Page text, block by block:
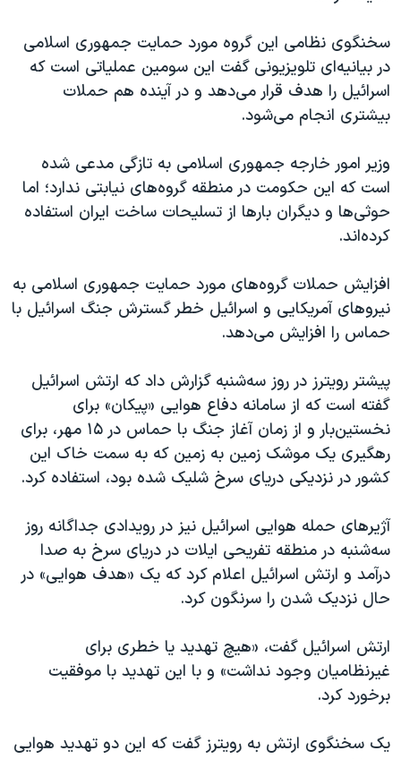
همایش محافظه‌کاران آمریکا «سی‌پک»
صفحه‌های ویژه
سفر پرزیدنت ترامپ به چین
سخنگوی نظامی این گروه مورد حمایت جمهوری اسلامی
در بیانیه‌ای تلویزیونی گفت این سومین عملیاتی است که
اسرائیل را هدف قرار می‌دهد و در آینده هم حملات
بیشتری انجام می‌شود.
وزیر امور خارجه جمهوری اسلامی به تازگی مدعی شده
است که این حکومت در منطقه گروه‌های نیابتی ندارد؛ اما
حوثی‌ها و دیگران بارها از تسلیحات ساخت ایران استفاده
کرده‌اند.
افزایش حملات گروه‌های مورد حمایت جمهوری اسلامی به
نیروهای آمریکایی و اسرائيل خطر گسترش جنگ اسرائيل با
حماس را افزایش می‌دهد.
پیشتر رویترز در روز سه‌شنبه گزارش داد که ارتش اسرائیل
گفته است که از سامانه دفاع هوایی «پیکان» برای
نخستین‌بار و از زمان آغاز جنگ با حماس در ۱۵ مهر، برای
رهگیری یک موشک زمین به زمین که به سمت خاک این
کشور در نزدیکی دریای سرخ شلیک شده بود، استفاده کرد.
آژیرهای حمله هوایی اسرائیل نیز در رویدادی جداگانه روز
سه‌شنبه در منطقه تفریحی ایلات در دریای سرخ به صدا
درآمد و ارتش اسرائیل اعلام کرد که یک «هدف هوایی» در
حال نزدیک شدن را سرنگون کرد.
ارتش اسرائيل گفت، «هیچ تهدید یا خطری برای
غیرنظامیان وجود نداشت» و با این تهدید با موفقیت
برخورد کرد.
یک سخنگوی ارتش به رویترز گفت که این دو تهدید هوایی